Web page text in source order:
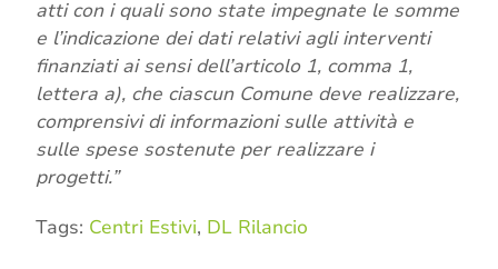
atti con i quali sono state impegnate le somme
e l’indicazione dei dati relativi agli interventi
finanziati ai sensi dell’articolo 1, comma 1,
lettera a), che ciascun Comune deve realizzare,
comprensivi di informazioni sulle attività e
sulle spese sostenute per realizzare i
progetti.”
Tags: Centri Estivi, DL Rilancio